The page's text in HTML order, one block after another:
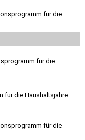
für die
für die
für die Haushaltsjahre
für die